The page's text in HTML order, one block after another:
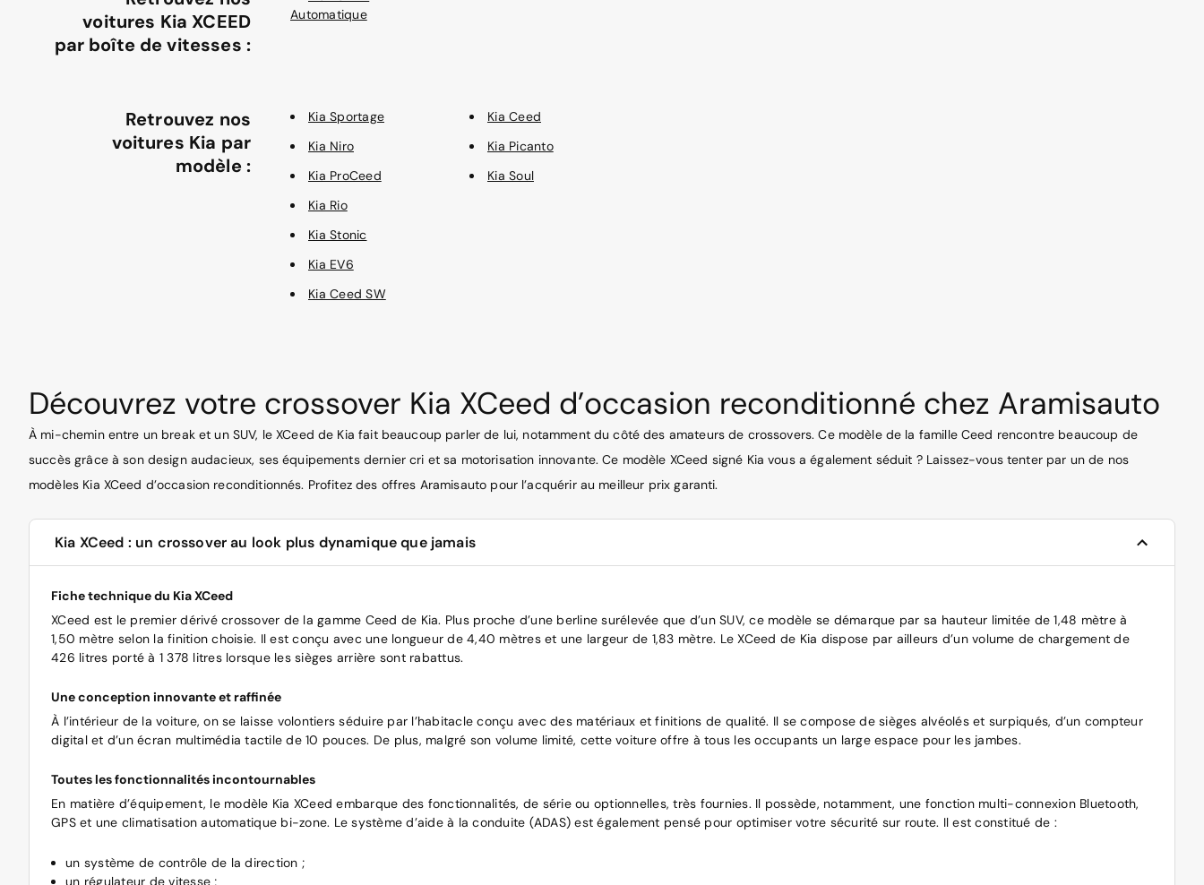
voitures Kia XCEED
par boîte de vitesses :
Automatique
Retrouvez nos
voitures Kia par
modèle :
Kia Sportage
Kia Niro
Kia ProCeed
Kia Rio
Kia Stonic
Kia EV6
Kia Ceed SW
Kia Ceed
Kia Picanto
Kia Soul
Découvrez votre crossover Kia XCeed d’occasion reconditionné chez Aramisauto
À mi-chemin entre un break et un SUV, le XCeed de Kia fait beaucoup parler de lui, notamment du côté des amateurs de crossovers. Ce modèle de la famille Ceed rencontre beaucoup de
succès grâce à son design audacieux, ses équipements dernier cri et sa motorisation innovante. Ce modèle XCeed signé Kia vous a également séduit ? Laissez-vous tenter par un de nos
modèles Kia XCeed d’occasion reconditionnés. Profitez des offres Aramisauto pour l’acquérir au meilleur prix garanti.
Kia XCeed : un crossover au look plus dynamique que jamais
Fiche technique du Kia XCeed
XCeed est le premier dérivé crossover de la gamme Ceed de Kia. Plus proche d’une berline surélevée que d’un SUV, ce modèle se démarque par sa hauteur limitée de 1,48 mètre à
1,50 mètre selon la finition choisie. Il est conçu avec une longueur de 4,40 mètres et une largeur de 1,83 mètre. Le XCeed de Kia dispose par ailleurs d’un volume de chargement de
426 litres porté à 1 378 litres lorsque les sièges arrière sont rabattus.
Une conception innovante et raffinée
À l’intérieur de la voiture, on se laisse volontiers séduire par l’habitacle conçu avec des matériaux et finitions de qualité. Il se compose de sièges alvéolés et surpiqués, d’un compteur
digital et d’un écran multimédia tactile de 10 pouces. De plus, malgré son volume limité, cette voiture offre à tous les occupants un large espace pour les jambes.
Toutes les fonctionnalités incontournables
En matière d’équipement, le modèle Kia XCeed embarque des fonctionnalités, de série ou optionnelles, très fournies. Il possède, notamment, une fonction multi-connexion Bluetooth,
GPS et une climatisation automatique bi-zone. Le système d’aide à la conduite (ADAS) est également pensé pour optimiser votre sécurité sur route. Il est constitué de :
un système de contrôle de la direction ;
un régulateur de vitesse ;